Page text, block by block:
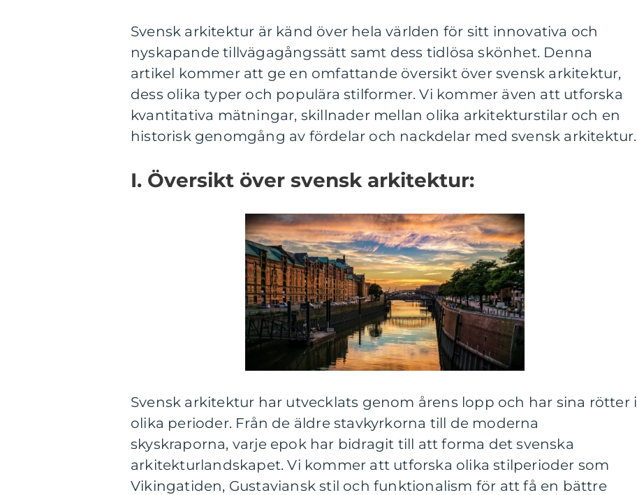
Svensk arkitektur är känd över hela världen för sitt innovativa och
nyskapande tillvägagångssätt samt dess tidlösa skönhet. Denna
artikel kommer att ge en omfattande översikt över svensk arkitektur,
dess olika typer och populära stilformer. Vi kommer även att utforska
kvantitativa mätningar, skillnader mellan olika arkitekturstilar och en
historisk genomgång av fördelar och nackdelar med svensk arkitektur.
I. Översikt över svensk arkitektur:
Svensk arkitektur har utvecklats genom årens lopp och har sina rötter i
olika perioder. Från de äldre stavkyrkorna till de moderna
skyskraporna, varje epok har bidragit till att forma det svenska
arkitekturlandskapet. Vi kommer att utforska olika stilperioder som
Vikingatiden, Gustaviansk stil och funktionalism för att få en bättre